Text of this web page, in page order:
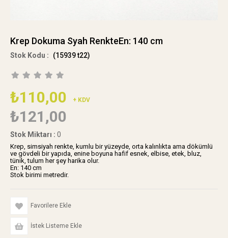
Krep Dokuma Syah RenkteEn: 140 cm
(15939 t22)
₺110,00 + KDV
₺121,00
Stok Miktarı : 0
Krep, simsiyah renkte, kumlu bir yüzeyde, orta kalınlıkta ama dökümlü
ve gövdeli bir yapıda, enine boyuna hafif esnek, elbise, etek, bluz,
tünik, tulum her şey harika olur.
En: 140 cm
Stok birimi metredir.
Favorilere Ekle
İstek Listeme Ekle